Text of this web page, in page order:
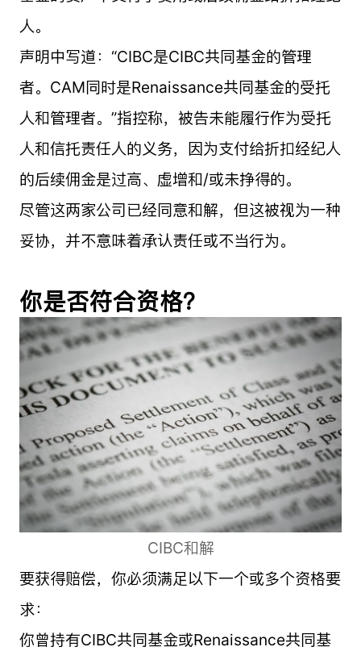
人。
声明中写道：“CIBC是CIBC共同基金的管理
者。CAM同时是Renaissance共同基金的受托
人和管理者。”指控称，被告未能履行作为受托
人和信托责任人的义务，因为支付给折扣经纪人
的后续佣金是过高、虚增和/或未挣得的。
尽管这两家公司已经同意和解，但这被视为一种
妥协，并不意味着承认责任或不当行为。
你是否符合资格？
CIBC和解
要获得赔偿，你必须满足以下一个或多个资格要
求：
你曾持有CIBC共同基金或Renaissance共同基